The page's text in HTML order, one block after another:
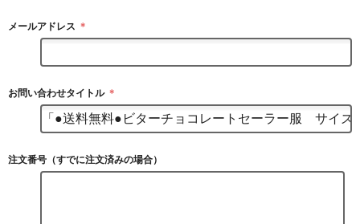
メールアドレス ＊
お問い合わせタイトル ＊
注文番号（すでに注文済みの場合）